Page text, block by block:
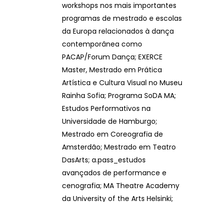
workshops nos mais importantes
programas de mestrado e escolas
da Europa relacionados à dança
contemporânea como
PACAP/Forum Dança; EXERCE
Master, Mestrado em Prática
Artística e Cultura Visual no Museu
Rainha Sofia; Programa SoDA MA;
Estudos Performativos na
Universidade de Hamburgo;
Mestrado em Coreografia de
Amsterdão; Mestrado em Teatro
DasArts; a.pass_estudos
avançados de performance e
cenografia; MA Theatre Academy
da University of the Arts Helsinki;